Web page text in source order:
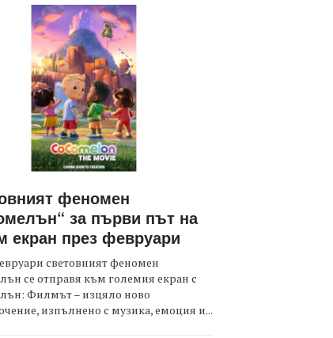
феномен
за първи път на
екран през февруари
световният феномен
се отправя към големия екран с
Филмът – изцяло ново
изпълнено с музика, емоция и...